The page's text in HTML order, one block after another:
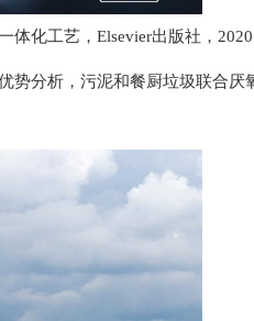
体化工艺，Elsevier出版社，
分析，污泥和餐厨垃圾联合